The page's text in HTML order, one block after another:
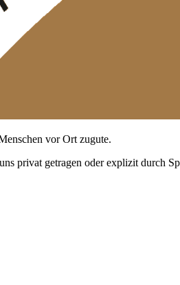
vor Ort zugute.
privat getragen oder explizit durch